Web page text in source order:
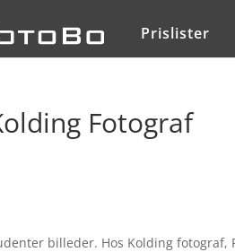
Prislister
Fotograf
billeder. Hos Kolding fotograf,